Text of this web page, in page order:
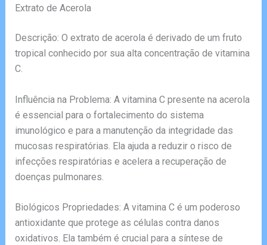
Extrato de Acerola
Descrição: O extrato de acerola é derivado de um fruto
tropical conhecido por sua alta concentração de vitamina
C.
Influência na Problema: A vitamina C presente na acerola
é essencial para o fortalecimento do sistema
imunológico e para a manutenção da integridade das
mucosas respiratórias. Ela ajuda a reduzir o risco de
infecções respiratórias e acelera a recuperação de
doenças pulmonares.
Biológicos Propriedades: A vitamina C é um poderoso
antioxidante que protege as células contra danos
oxidativos. Ela também é crucial para a síntese de